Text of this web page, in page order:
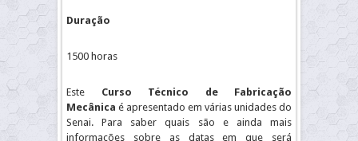
Duração
1500 horas
Este Curso Técnico de Fabricação
Mecânica é apresentado em várias unidades do
Senai. Para saber quais são e ainda mais
informações sobre as datas em que será